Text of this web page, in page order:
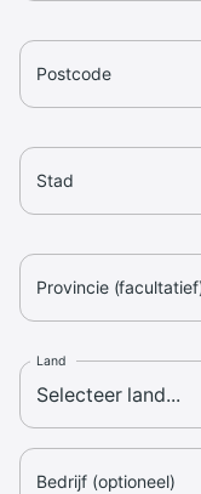
Postcode
Stad
Provincie
Land
Bedrijf (optioneel)